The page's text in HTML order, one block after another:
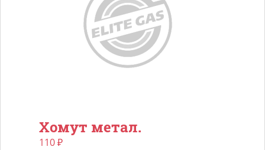
Хомут метал.
110₽